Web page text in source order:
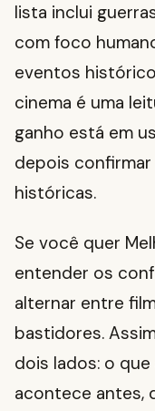
lista inclui
com foco
eventos
cinema é uma
ganho está em
depois
históricas.
Se você quer
entender os
alternar entre
bastidores.
dois lados: o
acontece antes,